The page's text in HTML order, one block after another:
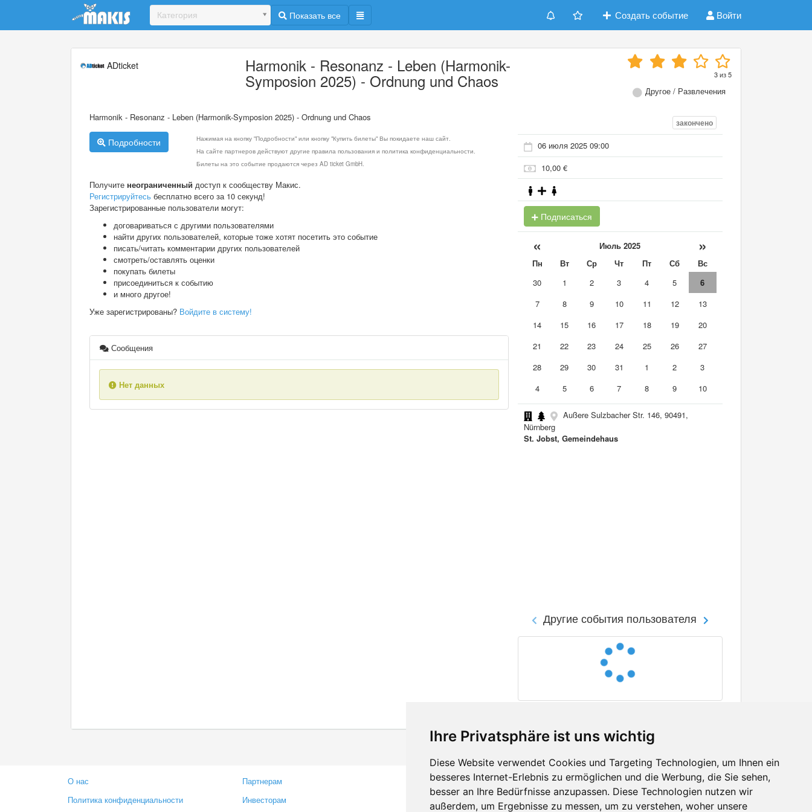
Ihre Privatsphäre ist uns wichtig
Diese Website verwendet Cookies und Targeting Technologien, um Ihnen ein
besseres Internet-Erlebnis zu ermöglichen und die Werbung, die Sie sehen,
besser an Ihre Bedürfnisse anzupassen. Diese Technologien nutzen wir
außerdem, um Ergebnisse zu messen, um zu verstehen, woher unsere
Update cookies preferences
Категория Показать все Создать событие Войти
ADticket Harmonik - Resonanz - Leben (Harmonik-
Symposion 2025) - Ordnung und Chaos 3из5
Другое / Развлечения
Harmonik - Resonanz - Leben (Harmonik-Symposion 2025) - Ordnung und Chaos
Подробности
Нажимая на кнопку "Подробности" или кнопку "Купить билеты" Вы покидаете наш сайт.
На сайте партнеров действуют другие правила пользования и политика конфиденциальности.
Билеты на это событие продаются через AD ticket GmbH.
Получите неограниченный доступ к сообществу Макис.
Регистрируйтесь бесплатно всего за 10 секунд!
Зарегистрированные пользователи могут:
договариваться с другими пользователями
найти других пользователей, которые тоже хотят посетить это событие
писать/читать комментарии других пользователей
смотреть/оставлять оценки
покупать билеты
присоединиться к событию
и много другое!
Уже зарегистрированы? Войдите в систему!
Сообщения
Нет данных
закончено
06 июля 2025 09:00
10,00 €
Подписаться
« Июль 2025 »
Пн Вт Ср Чт Пт Сб
Вс
30
1 2 3 4 5
6
7
8 9 10 11 12
13
14
15 16 17 18 19
20
21
22 23 24 25 26
27
28
29 30 31 1 2
3
4
5 6 7 8 9 10
Außere Sulzbacher Str. 146, 90491,
Nürnberg
St. Jobst, Gemeindehaus
Другие события пользователя
О нас
Политика конфиденциальности
Партнерам
Инвесторам
Контакты
Оставить отзыв
Facebook
Twitter